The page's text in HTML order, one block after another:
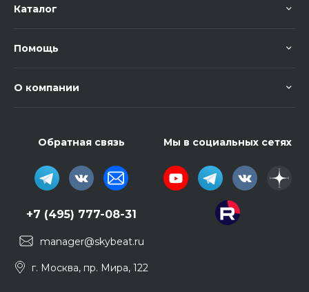
Каталог
Помощь
О компании
Обратная связь
+7 (495) 777-08-31
manager@skybeat.ru
г. Москва, пр. Мира, 122
Мы в социальных сетях